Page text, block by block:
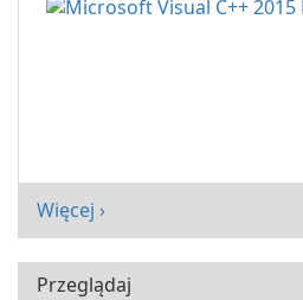
Więcej ›
Przeglądaj